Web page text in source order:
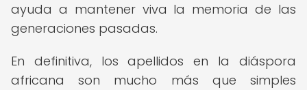
ayuda a mantener viva la memoria de las
generaciones pasadas.
En definitiva, los apellidos en la diáspora
africana son mucho más que simples